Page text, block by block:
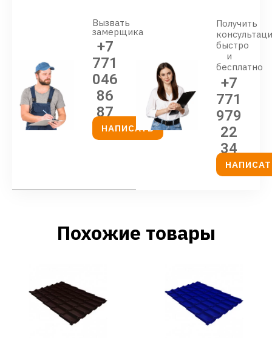
Вызвать
замерщика
+7
771
046
86
87
НАПИСАТЬ
Получить
быстро
и
бесплатно
+7
771
979
22
34
Похожие товары